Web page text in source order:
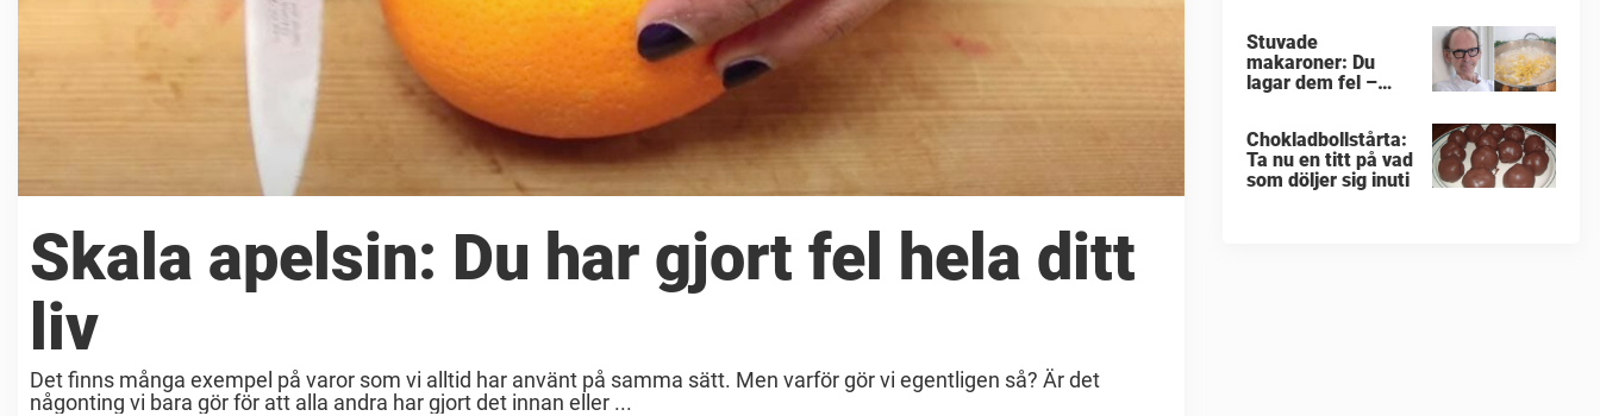
Skala apelsin: Du har gjort fel hela ditt
liv
Det finns många exempel på varor som vi alltid har använt på samma sätt. Men varför gör vi egentligen så? Är det
någonting vi bara gör för att alla andra har gjort det innan eller ...
Stuvade
makaroner: Du
lagar dem fel –
Chokladbollstårta:
Ta nu en titt på vad
som döljer sig inuti